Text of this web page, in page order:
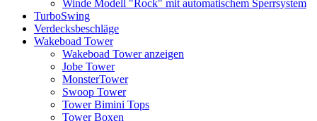
Winde Modell "Rock" mit automatischem Sperrsystem
TurboSwing
Verdecksbeschläge
Wakeboad Tower
Wakeboad Tower anzeigen
Jobe Tower
MonsterTower
Swoop Tower
Tower Bimini Tops
Tower Boxen